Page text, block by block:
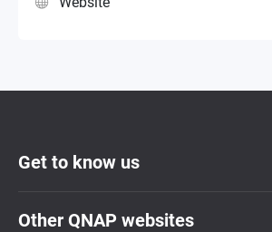
Get to know us
Other QNAP websites